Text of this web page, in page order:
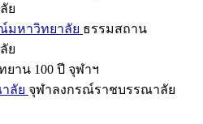
ย
มหาวิทยาลัย ธรรมสถาน
ย
ยาน 100 ปี จุฬาฯ
ลัย จุฬาลงกรณ์ราชบรรณาลัย